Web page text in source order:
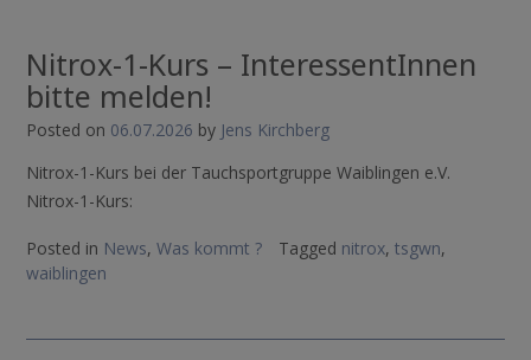
Nitrox-1-Kurs – InteressentInnen
bitte melden!
Posted on 06.07.2026 by Jens Kirchberg
Nitrox-1-Kurs bei der Tauchsportgruppe Waiblingen e.V.
Nitrox-1-Kurs:
Posted in News, Was kommt ? Tagged nitrox, tsgwn,
waiblingen